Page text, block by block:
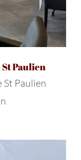
St Paulien
St Paulien